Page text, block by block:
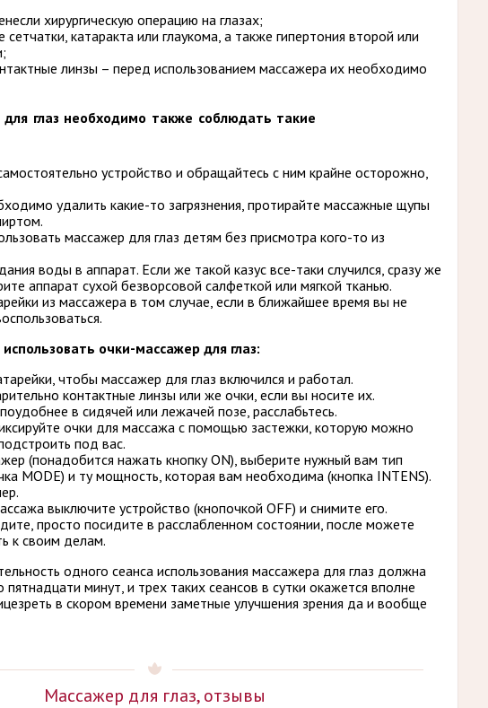
хирургическую операцию на глазах;
сетчатки, катаракта или глаукома, а также гипертония второй или
линзы – перед использованием массажера их необходимо
глаз необходимо также соблюдать такие
устройство и обращайтесь с ним крайне осторожно,
удалить какие-то загрязнения, протирайте массажные щупы
массажер для глаз детям без присмотра кого-то из
воды в аппарат. Если же такой казус все-таки случился, сразу же
аппарат сухой безворсовой салфеткой или мягкой тканью.
из массажера в том случае, если в ближайшее время вы не
очки-массажер для глаз:
чтобы массажер для глаз включился и работал.
контактные линзы или же очки, если вы носите их.
в сидячей или лежачей позе, расслабьтесь.
очки для массажа с помощью застежки, которую можно
под вас.
(понадобится нажать кнопку ON), выберите нужный вам тип
MODE) и ту мощность, которая вам необходима (кнопка INTENS).
выключите устройство (кнопочкой OFF) и снимите его.
просто посидите в расслабленном состоянии, после можете
к своим делам.
одного сеанса использования массажера для глаз должна
пятнадцати минут, и трех таких сеансов в сутки окажется вполне
в скором времени заметные улучшения зрения да и вообще
Массажер для глаз, отзывы